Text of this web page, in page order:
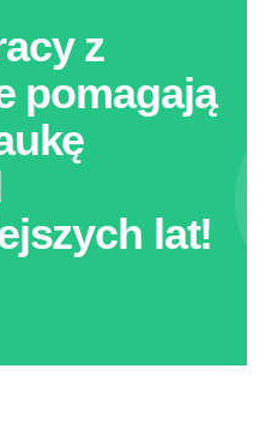
z
pomagają
lat!